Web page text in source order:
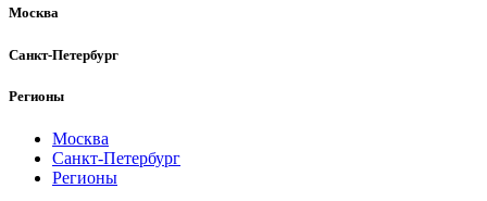
Москва
Санкт-Петербург
Регионы
Москва
Санкт-Петербург
Регионы